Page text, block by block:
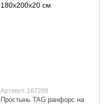
Артикул: 167288
Простынь TAG ранфорс на